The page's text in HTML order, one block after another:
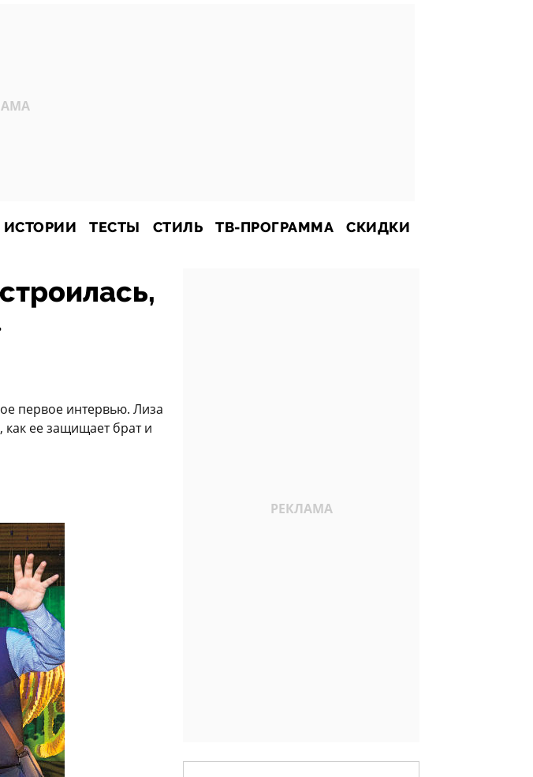
ИСТОРИИ ТЕСТЫ СТИЛЬ ТВ-ПРОГРАММА СКИДКИ
первое интервью. Лиза
как ее защищает брат и